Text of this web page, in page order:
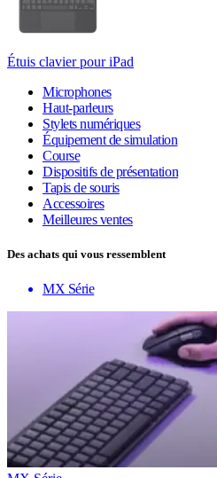
Étuis clavier pour iPad
Microphones
Haut-parleurs
Stylets numériques
Équipement de simulation
Course
Dispositifs de présentation
Tapis de souris
Accessoires
Meilleures ventes
Des achats qui vous ressemblent
MX Série